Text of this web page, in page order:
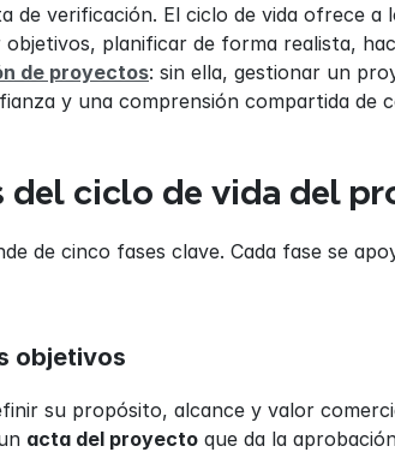
de verificación. El ciclo de vida ofrece
planificar de forma realista,
de proyectos: sin ella, gestionar un
y una comprensión compartida de
del ciclo de vida del
de cinco fases clave. Cada fase se
objetivos
su propósito, alcance y valor
acta del proyecto que da la